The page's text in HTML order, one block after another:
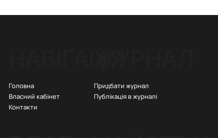
Головна
Власний кабінет
Контакти
Придбати журнал
Публікація в журналі